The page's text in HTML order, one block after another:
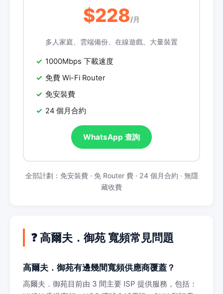
$228/月
多人家庭、雲端備份、在線遊戲、大量裝置
1000Mbps 下載速度
免費 Wi-Fi Router
免安裝費
24 個月合約
WhatsApp 查詢
全部計劃：免安裝費 · 免 Router 費 · 24 個月合約 · 無隱
藏收費
❓ 高爾夫．御苑 寬頻常見問題
高爾夫．御苑有邊幾間寬頻供應商覆蓋？
高爾夫．御苑目前由 3 間主要 ISP 提供服務，包括：